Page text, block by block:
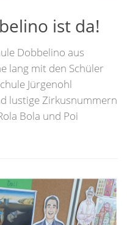
ist da!
Dobbelino aus
lang mit den Schüler
Jürgenohl
lustige Zirkusnummern
Bola und Poi